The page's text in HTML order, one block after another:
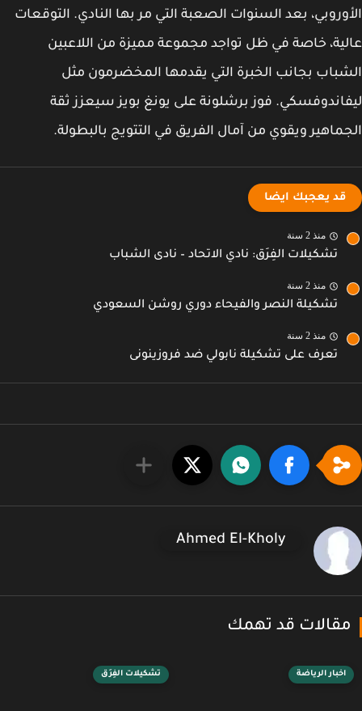
بعد السنوات الصعبة التي مر بها النادي. التوقعات
خاصة في ظل تواجد مجموعة مميزة من اللاعبين
بجانب الخبرة التي يقدمها المخضرمون مثل
فوز برشلونة على يونغ بويز سيعزز ثقة
ويقوي من آمال الفريق في التتويج بالبطولة.
قد يعجبك ايضا
منذ 2 سنة
تشكيلات الفِرَق: نادي الاتحاد – نادى الشباب
منذ 2 سنة
تشكيلة النصر والفيحاء دوري روشن السعودي
منذ 2 سنة
تعرف على تشكيلة نابولي ضد فروزينونى
Ahmed El-Kholy
قد تهمك
اخبار الرياضة تشكيلات الفِرَق